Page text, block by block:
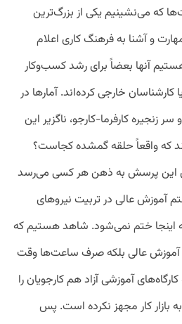
که می‌نشینیم یکی از بزرگ‌ترین
و آشنا به فرهنگ کاری اعلام
آنها بعضاً برای رشد کسب‌وکار
خارجی کرده‌اند. آمارها در
زنجیره کارفرما-کارجو، ناگزیر این
که واقعاً حلقه گمشده کجاست؟
این پرسش به ذهن هر کسی می‌رسد
آموزش عالی در تربیت نیروهای
ختم نمی‌شود. شاهد هستیم که
آموزش عالی بلکه صرف ساعت‌ها وقت
آموزشی آزاد هم کارجویان را
بازار کار مجهز نکرده است. پس